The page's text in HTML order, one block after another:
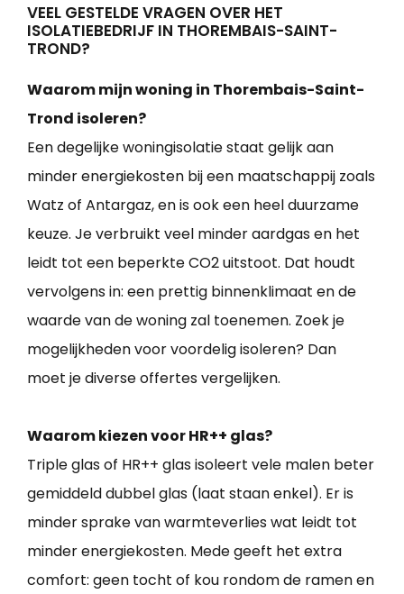
VEEL GESTELDE VRAGEN OVER HET
ISOLATIEBEDRIJF IN THOREMBAIS-SAINT-
TROND?
Waarom mijn woning in Thorembais-Saint-
Trond isoleren?
Een degelijke woningisolatie staat gelijk aan
minder energiekosten bij een maatschappij zoals
Watz of Antargaz, en is ook een heel duurzame
keuze. Je verbruikt veel minder aardgas en het
leidt tot een beperkte CO2 uitstoot. Dat houdt
vervolgens in: een prettig binnenklimaat en de
waarde van de woning zal toenemen. Zoek je
mogelijkheden voor voordelig isoleren? Dan
moet je diverse offertes vergelijken.
Waarom kiezen voor HR++ glas?
Triple glas of HR++ glas isoleert vele malen beter
gemiddeld dubbel glas (laat staan enkel). Er is
minder sprake van warmteverlies wat leidt tot
minder energiekosten. Mede geeft het extra
comfort: geen tocht of kou rondom de ramen en